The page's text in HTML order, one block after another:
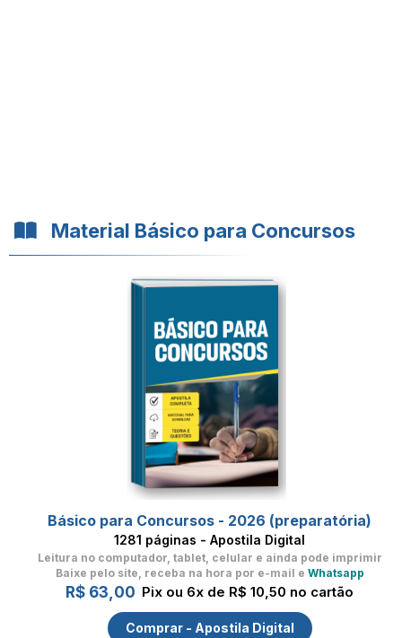
Material Básico para Concursos
Básico para Concursos - 2026 (preparatória)
1281 páginas - Apostila Digital
Leitura no computador, tablet, celular e ainda pode imprimir
Baixe pelo site, receba na hora por e-mail e Whatsapp
R$ 63,00 Pix ou 6x de R$ 10,50 no cartão
Comprar - Apostila Digital